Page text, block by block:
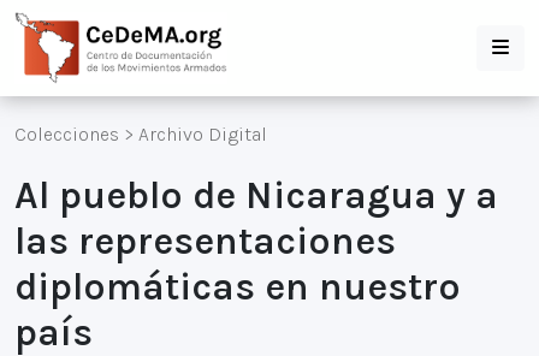
Colecciones > Archivo Digital
Al pueblo de Nicaragua y a
las representaciones
diplomáticas en nuestro
país